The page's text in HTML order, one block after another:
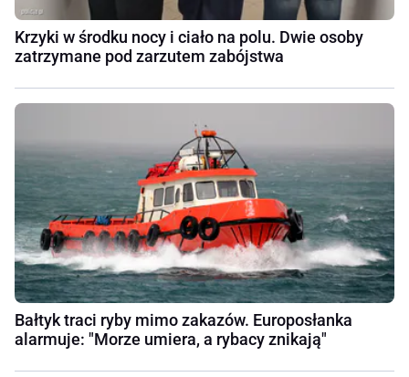
Krzyki w środku nocy i ciało na polu. Dwie osoby
zatrzymane pod zarzutem zabójstwa
Bałtyk traci ryby mimo zakazów. Europosłanka
alarmuje: "Morze umiera, a rybacy znikają"